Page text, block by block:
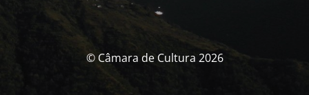
© Câmara de Cultura 2026